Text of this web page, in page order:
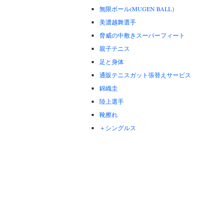
無限ボール(MUGEN BALL）
美濃越舞選手
脅威の中敷きスーパーフィート
親子テニス
足と身体
通販テニスガット張替えサービス
錦織圭
陸上選手
靴擦れ
＋シングルス